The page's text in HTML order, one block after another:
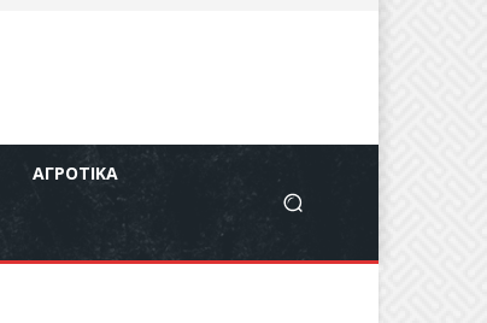
ΑΓΡΟΤΙΚΆ